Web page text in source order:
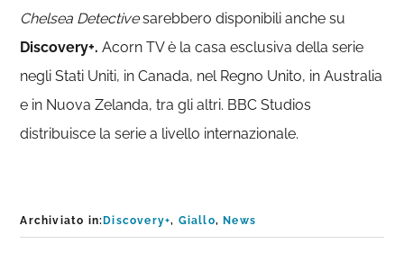
Chelsea Detectivesarebbero disponibili anche su
Discovery+. Acorn TV è la casa esclusiva della serie
negli Stati Uniti, in Canada, nel Regno Unito, in Australia
e in Nuova Zelanda, tra gli altri. BBC Studios
distribuisce la serie a livello internazionale.
Archiviato in: Discovery+, Giallo, News